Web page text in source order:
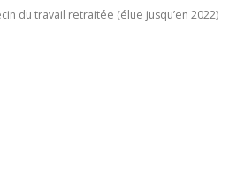
du travail retraitée (élue jusqu’en 2022)